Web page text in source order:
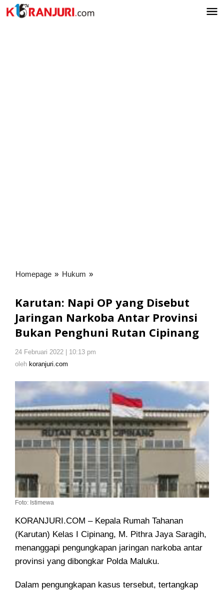
Lewati
ke
Homepage » Hukum »
yang
Disebut
Jaringan
Antar
Penghuni
Rutan
Cipinang
Karutan: Napi OP yang Disebut
Jaringan Narkoba Antar Provinsi
Bukan Penghuni Rutan Cipinang
24 Februari 2022 | 10:13 pm
oleh koranjuri.com
Foto: Istimewa
KORANJURI.COM – Kepala Rumah Tahanan
(Karutan) Kelas I Cipinang, M. Pithra Jaya Saragih,
menanggapi pengungkapan jaringan narkoba antar
provinsi yang dibongkar Polda Maluku.
Dalam pengungkapan kasus tersebut, tertangkap